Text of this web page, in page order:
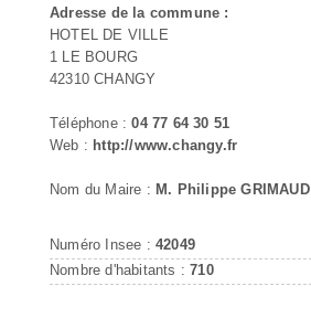
Adresse de la commune :
HOTEL DE VILLE
1 LE BOURG
42310 CHANGY
Téléphone :04 77 64 30 51
Web : http://www.changy.fr
Nom du Maire : M. Philippe GRIMAUD
Numéro Insee : 42049
Nombre d'habitants :710